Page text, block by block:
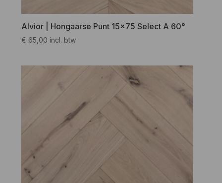
Alvior | Hongaarse Punt 15×75 Select A 60°
€ 65,00 incl. btw